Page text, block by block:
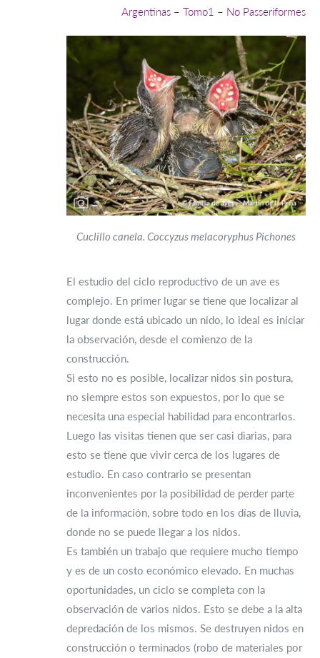
Argentinas – Tomo1 – No Passeriformes
Cuclillo canela. Coccyzus melacoryphus Pichones
El estudio del ciclo reproductivo de un ave es
complejo. En primer lugar se tiene que localizar al
lugar donde está ubicado un nido, lo ideal es iniciar
la observación, desde el comienzo de la
construcción.
Si esto no es posible, localizar nidos sin postura,
no siempre estos son expuestos, por lo que se
necesita una especial habilidad para encontrarlos.
Luego las visitas tienen que ser casi diarias, para
esto se tiene que vivir cerca de los lugares de
estudio. En caso contrario se presentan
inconvenientes por la posibilidad de perder parte
de la información, sobre todo en los días de lluvia,
donde no se puede llegar a los nidos.
Es también un trabajo que requiere mucho tiempo
y es de un costo económico elevado. En muchas
oportunidades, un ciclo se completa con la
observación de varios nidos. Esto se debe a la alta
depredación de los mismos. Se destruyen nidos en
construcción o terminados (robo de materiales por